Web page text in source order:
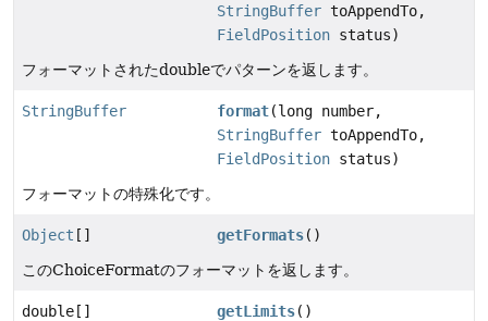
StringBuffer toAppendTo,
FieldPosition status)
フォーマットされたdoubleでパターンを返します。
StringBuffer format(long number,
StringBuffer toAppendTo,
FieldPosition status)
フォーマットの特殊化です。
Object [] getFormats()
このChoiceFormatのフォーマットを返します。
double[] getLimits()